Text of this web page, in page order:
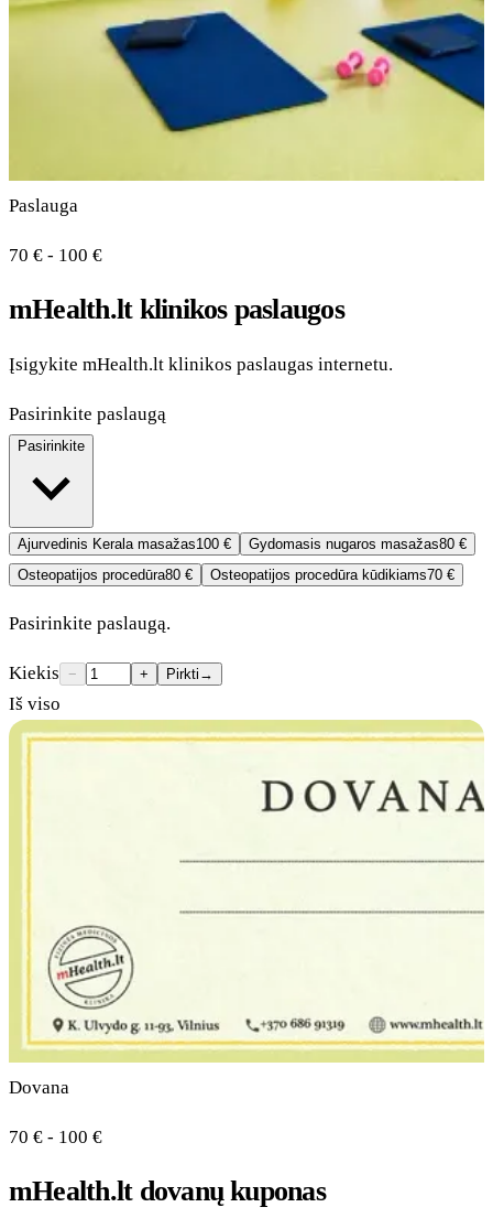
Paslauga
70 € - 100 €
mHealth.lt klinikos paslaugos
Įsigykite mHealth.lt klinikos paslaugas internetu.
Pasirinkite paslaugą
Pasirinkite
Ajurvedinis Kerala masažas100 € Gydomasis nugaros masažas80 €
Osteopatijos procedūra80 € Osteopatijos procedūra kūdikiams70 €
Pasirinkite paslaugą.
Kiekis − + Pirkti →
Iš viso
Dovana
70 € - 100 €
mHealth.lt dovanų kuponas